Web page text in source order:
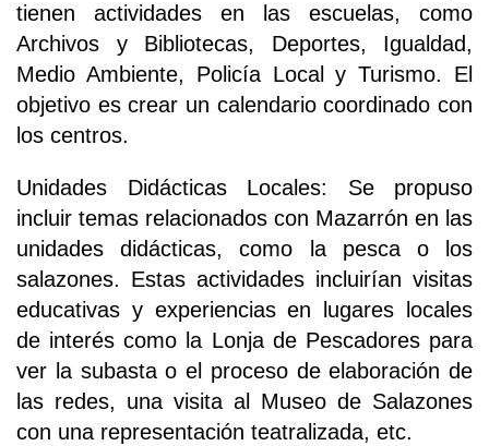
tienen actividades en las escuelas, como
Archivos y Bibliotecas, Deportes, Igualdad,
Medio Ambiente, Policía Local y Turismo. El
objetivo es crear un calendario coordinado con
los centros.
Unidades Didácticas Locales: Se propuso
incluir temas relacionados con Mazarrón en las
unidades didácticas, como la pesca o los
salazones. Estas actividades incluirían visitas
educativas y experiencias en lugares locales
de interés como la Lonja de Pescadores para
ver la subasta o el proceso de elaboración de
las redes, una visita al Museo de Salazones
con una representación teatralizada, etc.